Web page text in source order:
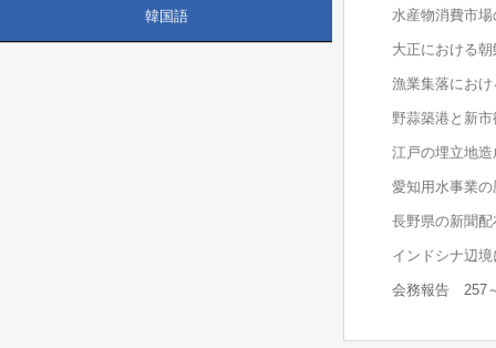
水産物消費市
大正における
漁業集落にお
野蒜築港と新
江戸の埋立地
愛知用水事業
長野県の新聞
インドシナ辺
会務報告 257
韓国語